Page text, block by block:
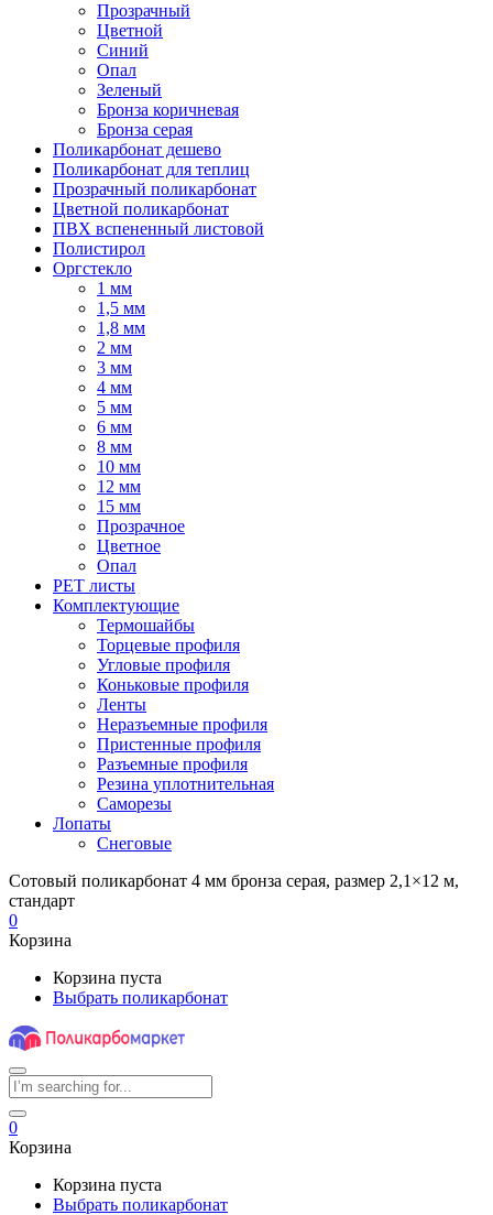
Прозрачный
Цветной
Синий
Опал
Зеленый
Бронза коричневая
Бронза серая
Поликарбонат дешево
Поликарбонат для теплиц
Прозрачный поликарбонат
Цветной поликарбонат
ПВХ вспененный листовой
Полистирол
Оргстекло
1 мм
1,5 мм
1,8 мм
2 мм
3 мм
4 мм
5 мм
6 мм
8 мм
10 мм
12 мм
15 мм
Прозрачное
Цветное
Опал
PET листы
Комплектующие
Термошайбы
Торцевые профиля
Угловые профиля
Коньковые профиля
Ленты
Неразъемные профиля
Пристенные профиля
Разъемные профиля
Резина уплотнительная
Саморезы
Лопаты
Снеговые
Сотовый поликарбонат 4 мм бронза серая, размер 2,1×12 м,
стандарт
0
Корзина
Корзина пуста
Выбрать поликарбонат
0
Корзина
Корзина пуста
Выбрать поликарбонат